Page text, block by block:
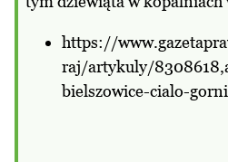
https://
raj/artykuly/
bielszowice-cialo-